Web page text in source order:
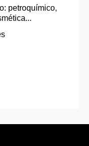
petroquímico,